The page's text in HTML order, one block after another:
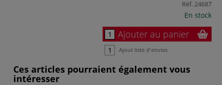
Réf.24687
En stock
Ajouter au panier
Ajout liste d'envies
Ces articles pourraient également vous
intéresser